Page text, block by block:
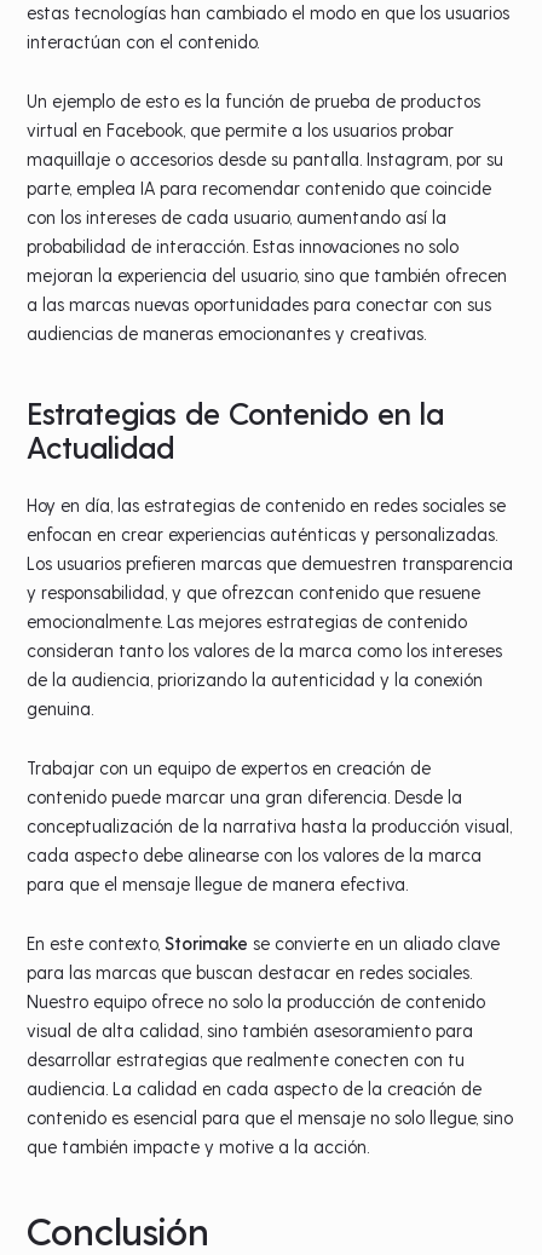
estas tecnologías han cambiado el modo en que los usuarios
interactúan con el contenido.
Un ejemplo de esto es la función de prueba de productos
virtual en Facebook, que permite a los usuarios probar
maquillaje o accesorios desde su pantalla. Instagram, por su
parte, emplea IA para recomendar contenido que coincide
con los intereses de cada usuario, aumentando así la
probabilidad de interacción. Estas innovaciones no solo
mejoran la experiencia del usuario, sino que también ofrecen
a las marcas nuevas oportunidades para conectar con sus
audiencias de maneras emocionantes y creativas.
Estrategias de Contenido en la
Actualidad
Hoy en día, las estrategias de contenido en redes sociales se
enfocan en crear experiencias auténticas y personalizadas.
Los usuarios prefieren marcas que demuestren transparencia
y responsabilidad, y que ofrezcan contenido que resuene
emocionalmente. Las mejores estrategias de contenido
consideran tanto los valores de la marca como los intereses
de la audiencia, priorizando la autenticidad y la conexión
genuina.
Trabajar con un equipo de expertos en creación de
contenido puede marcar una gran diferencia. Desde la
conceptualización de la narrativa hasta la producción visual,
cada aspecto debe alinearse con los valores de la marca
para que el mensaje llegue de manera efectiva.
En este contexto,Storimake se convierte en un aliado clave
para las marcas que buscan destacar en redes sociales.
Nuestro equipo ofrece no solo la producción de contenido
visual de alta calidad, sino también asesoramiento para
desarrollar estrategias que realmente conecten con tu
audiencia. La calidad en cada aspecto de la creación de
contenido es esencial para que el mensaje no solo llegue, sino
que también impacte y motive a la acción.
Conclusión